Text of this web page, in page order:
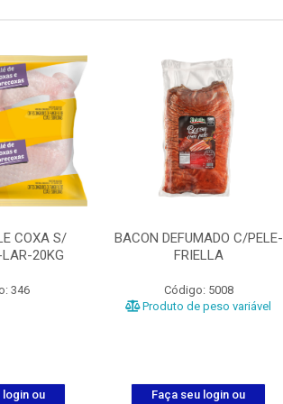
COXA S/
20KG
346
login ou
BACON DEFUMADO C/PELE-
FRIELLA
Código: 5008
Produto de peso variável
Faça seu login ou